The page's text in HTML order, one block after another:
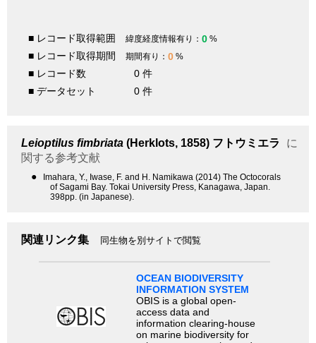
■ レコード取得範囲 緯度経度情報有り： 0 %
■ レコード取得期間 期間有り： 0 %
■ レコード数
0 件
■ データセット
0 件
Leioptilus fimbriata (Herklots, 1858) フトウミエラ
に
関する参考文献
●
Imahara, Y., Iwase, F. and H. Namikawa (2014) The Octocorals
of Sagami Bay. Tokai University Press, Kanagawa, Japan.
398pp. (in Japanese).
関連リンク集 同生物を別サイトで閲覧
OCEAN BIODIVERSITY
INFORMATION SYSTEM
OBIS is a global open-
access data and
information clearing-house
on marine biodiversity for